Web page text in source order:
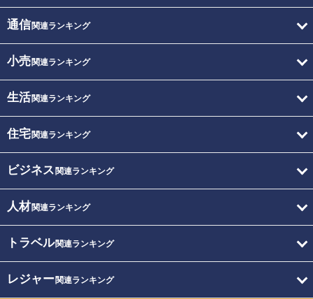
通信関連ランキング
小売関連ランキング
生活関連ランキング
住宅関連ランキング
ビジネス 関連ランキング
人材関連ランキング
トラベル関連ランキング
レジャー関連ランキング